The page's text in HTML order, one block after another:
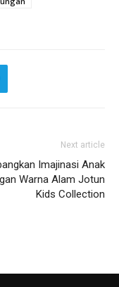
Next article
Imajinasi Anak
Warna Alam Jotun
Kids Collection